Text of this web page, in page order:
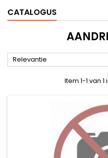
CATALOGUS
Relevantie
Item 1-1 van